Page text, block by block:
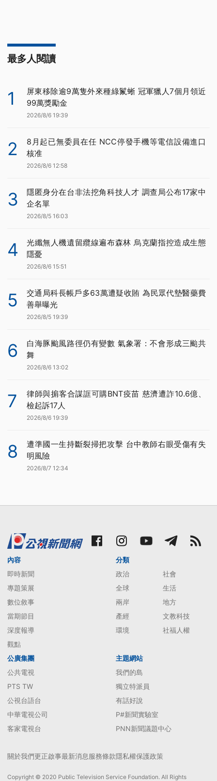
最多人閱讀
1
屏東移除逾9萬隻外來種綠鬣蜥 冠軍獵人7個月領近
99萬獎勵金
2026/8/6 19:39
2
8月起已無委員在任 NCC停發手機等電信設備進口
核准
2026/8/6 12:58
3
隱匿身分在台非法挖角科技人才 調查局公布17家中
企名單
2026/8/5 16:03
4
光纖無人機遺留纜線遍布森林 烏克蘭指控造成生態
隱憂
2026/8/6 15:51
5
交通局科長帳戶多63萬遭疑收賄 為民眾代墊醫藥費
善舉曝光
2026/8/5 19:39
6
白海豚颱風路徑仍有變數 氣象署：不會形成三颱共
舞
2026/8/6 13:02
7
律師與掮客合謀誆可購BNT疫苗 慈濟遭詐10.6億、
檢起訴17人
2026/8/6 19:39
8
遭準國一生持斷裂掃把攻擊 台中教師右眼受傷有失
明風險
2026/8/7 12:34
內容
即時新聞
專題策展
數位敘事
當期節目
深度報導
觀點
分類
政治
社會
全球
生活
兩岸
地方
產經
文教科技
環境
社福人權
公廣集團
公共電視
PTS TW
公視台語台
中華電視公司
客家電視台
主題網站
我們的島
獨立特派員
有話好說
P#新聞實驗室
PNN新聞議題中心
關於我們更正啟事最新消息服務條款隱私權保護政策
Copyright © 2020 Public Television Service Foundation. All Rights